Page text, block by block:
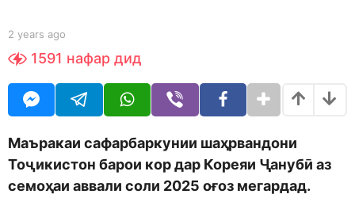
b
S
h
d
o
2 years ago
e
g
1591 нафар дид
Маъракаи сафарбаркунии шаҳрвандони
Тоҷикистон барои кор дар Кореяи Ҷанубӣ аз
семоҳаи аввали соли 2025 оғоз мегардад.